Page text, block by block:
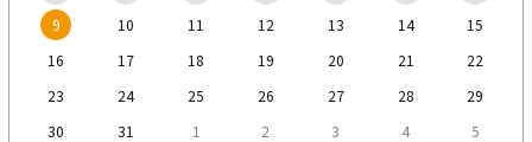
9
10 11 12 13 14
15
16
17 18 19 20 21
22
23
24 25 26 27 28
29
30
31 1 2 3 4 5